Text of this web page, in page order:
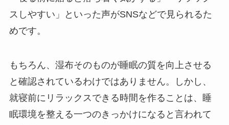
スしやすい」といった声がSNSなどで見られるた
めです。
もちろん、湿布そのものが睡眠の質を向上させる
と確認されているわけではありません。しかし、
就寝前にリラックスできる時間を作ることは、睡
眠環境を整える一つのきっかけになると言われて